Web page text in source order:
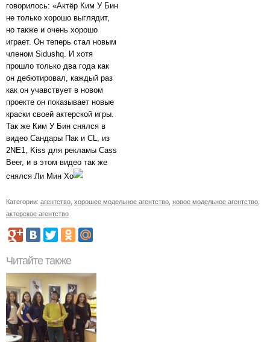
говорилось: «Актёр Ким У Бин
не только хорошо выглядит,
но также и очень хорошо
играет. Он теперь стал новым
членом Sidushq. И хотя
прошло только два года как
он дебютировал, каждый раз
как он учавствует в новом
проекте он показывает новые
краски своей актерской игры.
Так же Ким У Бин снялся в
видео Сандары Пак и CL, из
2NE1, Kiss для рекламы Cass
Beer, и в этом видео так же
снялся Ли Мин Хо
Категории: агентство хорошее модельное агентство новое модельное агентство
актерское агентство
Читайте также